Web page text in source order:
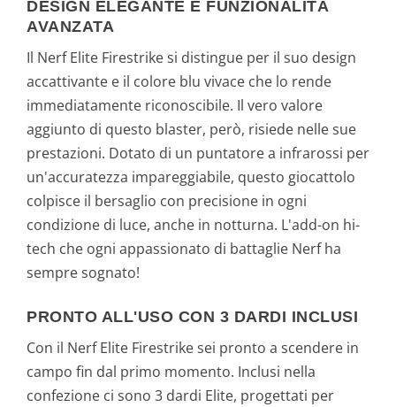
DESIGN ELEGANTE E FUNZIONALITÀ
AVANZATA
Il Nerf Elite Firestrike si distingue per il suo design
accattivante e il colore blu vivace che lo rende
immediatamente riconoscibile. Il vero valore
aggiunto di questo blaster, però, risiede nelle sue
prestazioni. Dotato di un puntatore a infrarossi per
un'accuratezza impareggiabile, questo giocattolo
colpisce il bersaglio con precisione in ogni
condizione di luce, anche in notturna. L'add-on hi-
tech che ogni appassionato di battaglie Nerf ha
sempre sognato!
PRONTO ALL'USO CON 3 DARDI INCLUSI
Con il Nerf Elite Firestrike sei pronto a scendere in
campo fin dal primo momento. Inclusi nella
confezione ci sono 3 dardi Elite, progettati per